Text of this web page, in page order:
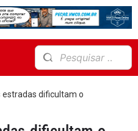
estradas dificultam o